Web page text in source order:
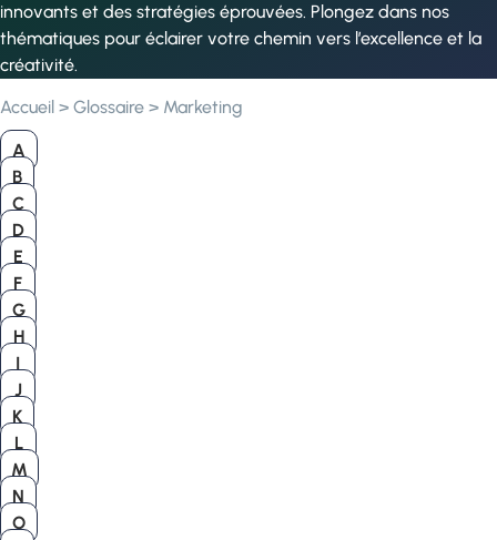
innovants et des stratégies éprouvées. Plongez dans nos
thématiques pour éclairer votre chemin vers l’excellence et la
créativité.
Accueil > Glossaire > Marketing
A
B
C
D
E
F
G
H
I
J
K
L
M
N
O